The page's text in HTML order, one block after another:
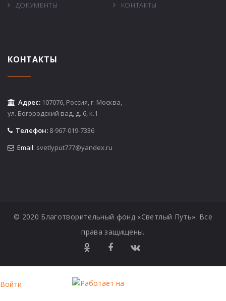
ДОКУМЕНТЫ
КОНТАКТЫ
КОНТАКТЫ
Адрес: 107076, Россия, г. Москва,
ул. Богородский вад, д. 6, к.1
Телефон: 8-967-019-7336
Email: svetlyput777@yandex.ru
© 2020 Благотворительный фонд «Светлый Путь». Все
права защищены.
Войти